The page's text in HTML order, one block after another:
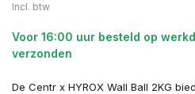
Incl. btw
Voor 16:00 uur besteld op
verzonden
De Centr x HYROX Wall Ball 2KG